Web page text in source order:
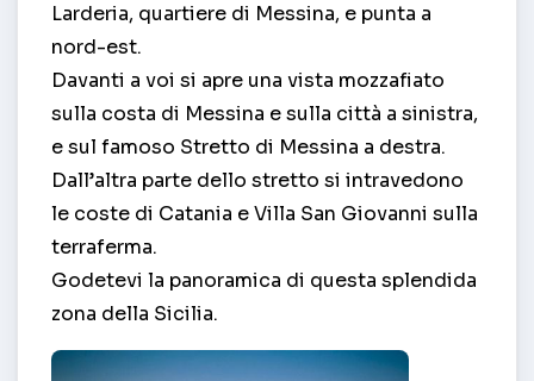
Larderia, quartiere di Messina, e punta a
nord-est.
Davanti a voi si apre una vista mozzafiato
sulla costa di Messina e sulla città a sinistra,
e sul famoso Stretto di Messina a destra.
Dall’altra parte dello stretto si intravedono
le coste di Catania e Villa San Giovanni sulla
terraferma.
Godetevi la panoramica di questa splendida
zona della Sicilia.